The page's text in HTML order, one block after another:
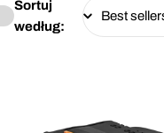
Sortuj
według: